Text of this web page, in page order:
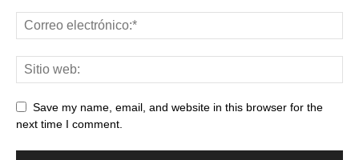
Save my name, email, and website in this browser for the
next time I comment.